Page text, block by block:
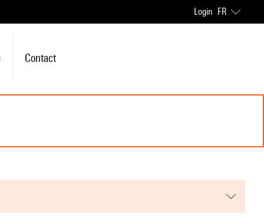
Login FR
Contact